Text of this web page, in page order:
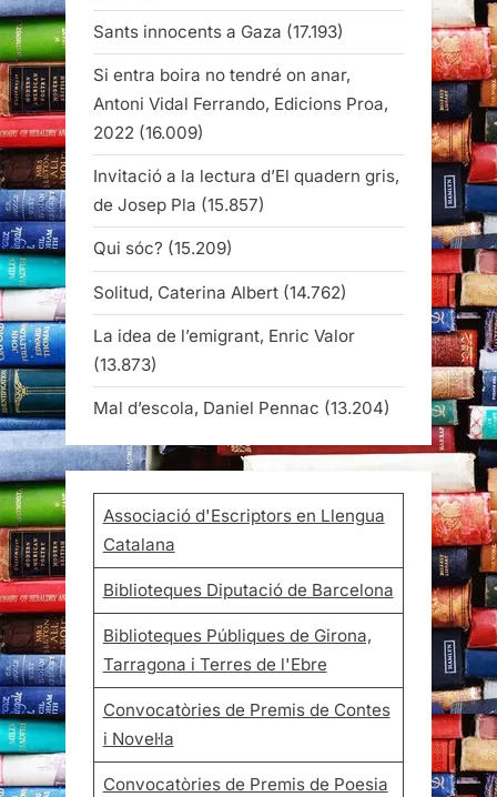
Sants innocents a Gaza (17.193)
Si entra boira no tendré on anar,
Antoni Vidal Ferrando, Edicions Proa,
2022 (16.009)
Invitació a la lectura d’El quadern gris,
de Josep Pla (15.857)
Qui sóc? (15.209)
Solitud, Caterina Albert (14.762)
La idea de l’emigrant, Enric Valor
(13.873)
Mal d’escola, Daniel Pennac (13.204)
Associació d'Escriptors en Llengua
Catalana
Biblioteques Diputació de Barcelona
Biblioteques Públiques de Girona,
Tarragona i Terres de l'Ebre
Convocatòries de Premis de Contes
i Novel·la
Convocatòries de Premis de Poesia